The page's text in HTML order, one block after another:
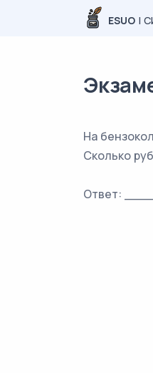
ESUO |
На
Сколько
Ответ: